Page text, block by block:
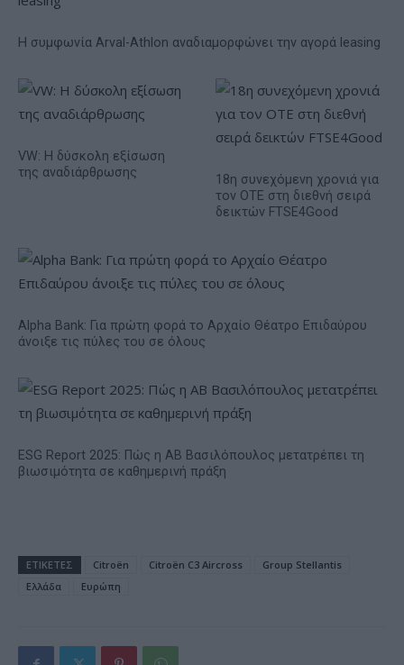
Η συμφωνία Arval-Athlon αναδιαμορφώνει την αγορά leasing
VW: Η δύσκολη εξίσωση
της αναδιάρθρωσης
18η συνεχόμενη χρονιά για
τον ΟΤΕ στη διεθνή σειρά
δεικτών FTSE4Good
Alpha Bank: Για πρώτη φορά το Αρχαίο Θέατρο Επιδαύρου
άνοιξε τις πύλες του σε όλους
ESG Report 2025: Πώς η ΑΒ Βασιλόπουλος μετατρέπει τη
βιωσιμότητα σε καθημερινή πράξη
ΕΤΙΚΕΤΕΣ Citroën Citroën C3 Aircross
Group Stellantis
Ελλάδα
Ευρώπη